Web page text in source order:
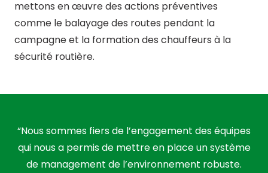
mettons en œuvre des actions préventives
comme le balayage des routes pendant la
campagne et la formation des chauffeurs à la
sécurité routière.
“Nous sommes fiers de l’engagement des équipes
qui nous a permis de mettre en place un système
de management de l’environnement robuste.